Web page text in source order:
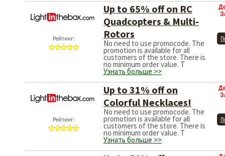
Рейтинг:
Up to 65% off on RC
Quadcopters & Multi-
Rotors
No need to use promocode. The
promotion is available for all
customers of the store. There is
no minimum order value. T
Узнать больше >>
Рейтинг:
Up to 31% off on
Colorful Necklaces!
No need to use promocode. The
promotion is available for all
customers of the store. There is
no minimum order value. T
Узнать больше >>